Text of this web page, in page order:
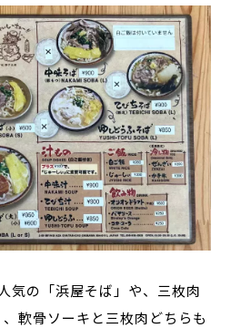
気の「浜屋そば」や、三枚肉
軟骨ソーキと三枚肉どちらも